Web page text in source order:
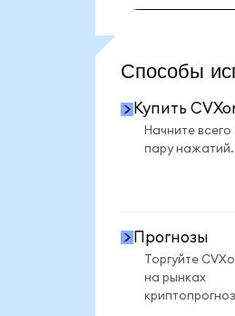
Способы
Купить
Начните всего
пару нажатий.
Прогнозы
Торгуйте
на рынках